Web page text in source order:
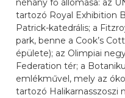
néhány fő állomása: az
tartozó Royal Exhibition
Patrick-katedrális; a
park, benne a Cook’s
épülete); az Olimpiai
Federation tér; a
emlékművel, mely az
tartozó Halikarnasszoszi